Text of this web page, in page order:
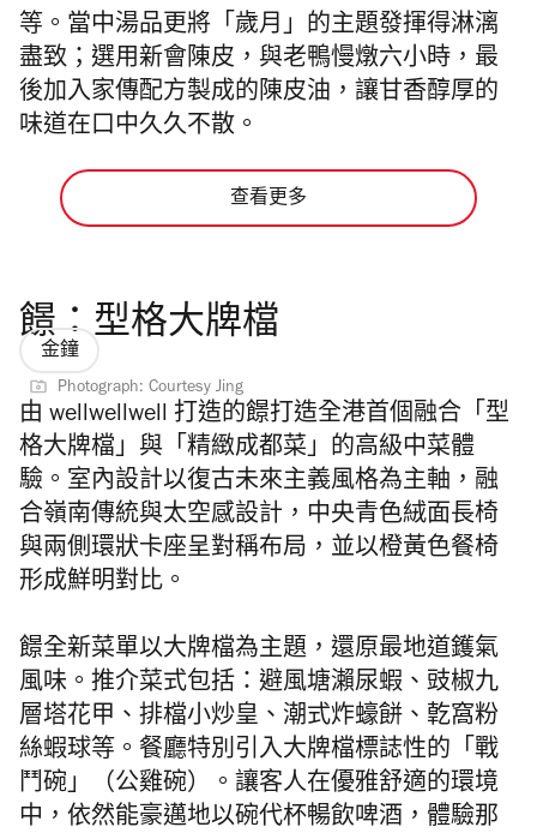
等。當中湯品更將「歲月」的主題發揮得淋漓
盡致；選用新會陳皮，與老鴨慢燉六小時，最
後加入家傳配方製成的陳皮油，讓甘香醇厚的
味道在口中久久不散。
查看更多
䭘：型格大牌檔
金鐘
Photograph: Courtesy Jing
由 wellwellwell 打造的䭘打造全港首個融合「型
格大牌檔」與「精緻成都菜」的高級中菜體
驗。室內設計以復古未來主義風格為主軸，融
合嶺南傳統與太空感設計，中央青色絨面長椅
與兩側環狀卡座呈對稱布局，並以橙黃色餐椅
形成鮮明對比。
䭘全新菜單以大牌檔為主題，還原最地道鑊氣
風味。推介菜式包括：避風塘瀨尿蝦、豉椒九
層塔花甲、排檔小炒皇、潮式炸蠔餅、亁窩粉
絲蝦球等。餐廳特別引入大牌檔標誌性的「戰
鬥碗」（公雞碗）。讓客人在優雅舒適的環境
中，依然能豪邁地以碗代杯暢飲啤酒，體驗那